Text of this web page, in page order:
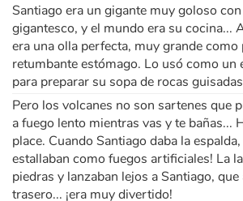
Santiago era un gigante muy goloso
gigantesco, y el mundo era su cocina...
era una olla perfecta, muy grande como
retumbante estómago. Lo usó como un
para preparar su sopa de rocas
Pero los volcanes no son sartenes que
a fuego lento mientras vas y te bañas...
place. Cuando Santiago daba la espalda,
estallaban como fuegos artificiales! La
piedras y lanzaban lejos a Santiago,
trasero... ¡era muy divertido!